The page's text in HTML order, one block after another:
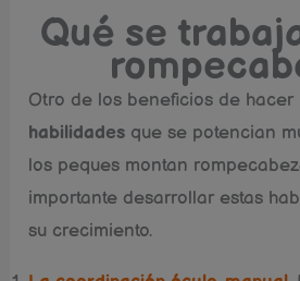
Qué se
Otro de los beneficios de
habilidades que se potencian
los peques montan
importante desarrollar estas
su crecimiento.